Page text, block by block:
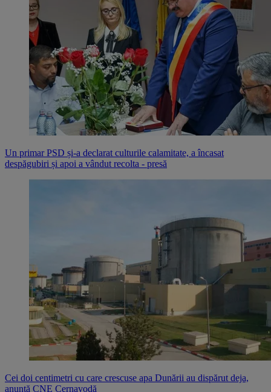
Un primar PSD și-a declarat culturile calamitate, a încasat
despăgubiri și apoi a vândut recolta - presă
Cei doi centimetri cu care crescuse apa Dunării au dispărut deja,
anunță CNE Cernavodă